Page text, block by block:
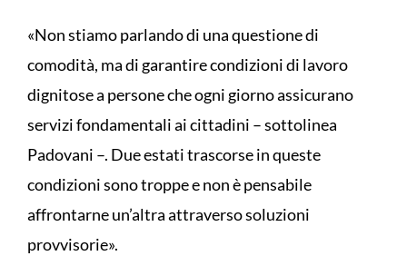
«Non stiamo parlando di una questione di
comodità, ma di garantire condizioni di lavoro
dignitose a persone che ogni giorno assicurano
servizi fondamentali ai cittadini – sottolinea
Padovani –. Due estati trascorse in queste
condizioni sono troppe e non è pensabile
affrontarne un’altra attraverso soluzioni
provvisorie».